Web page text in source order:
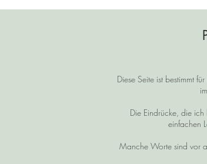
Diese Seite ist bestimmt
Die Eindrücke, die
einfachen
Manche Worte sind vor